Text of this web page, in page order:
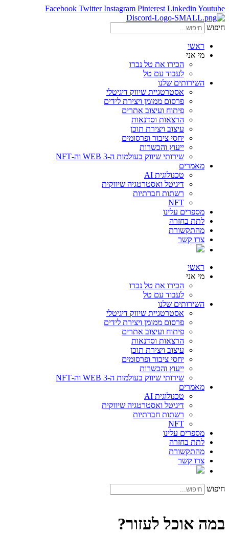
Facebook Twitter Instagram Pinterest Linkedin Youtube
חיפוש
ראשי
מי אני
הכירו את טל נברו
לעבוד עם טל
השירותים שלנו
אסטרטגיית שיווק דיגיטלי
פרסום ממומן ויצירת לידים
פיתוח ועיצוב אתרים
הרצאות וסדנאות
עיצוב ויצירת תוכן
יחסי ציבור ופרסומים
ייעוץ והכשרות
שירותי שיווק בעולמות ה-WEB 3 וה-NFT
מאמרים
טכנולוגית AI
דיגיטל ואסטרטגיה שיווקית
רשתות חברתיות
NFT
מספרים עלינו
לתת בחזרה
מהתקשורת
צרו קשר
ראשי
מי אני
הכירו את טל נברו
לעבוד עם טל
השירותים שלנו
אסטרטגיית שיווק דיגיטלי
פרסום ממומן ויצירת לידים
פיתוח ועיצוב אתרים
הרצאות וסדנאות
עיצוב ויצירת תוכן
יחסי ציבור ופרסומים
ייעוץ והכשרות
שירותי שיווק בעולמות ה-WEB 3 וה-NFT
מאמרים
טכנולוגית AI
דיגיטל ואסטרטגיה שיווקית
רשתות חברתיות
NFT
מספרים עלינו
לתת בחזרה
מהתקשורת
צרו קשר
חיפוש
במה אוכל לעזור?